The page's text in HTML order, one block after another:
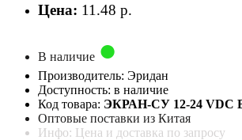
Цена: 11.48 р.
В наличие
Производитель: Эридан
Доступность: в наличие
Код товара: ЭКРАН-СУ 12-24 VDC
Оптовые поставки из Китая
Инфо: Цена и доставка по запросу